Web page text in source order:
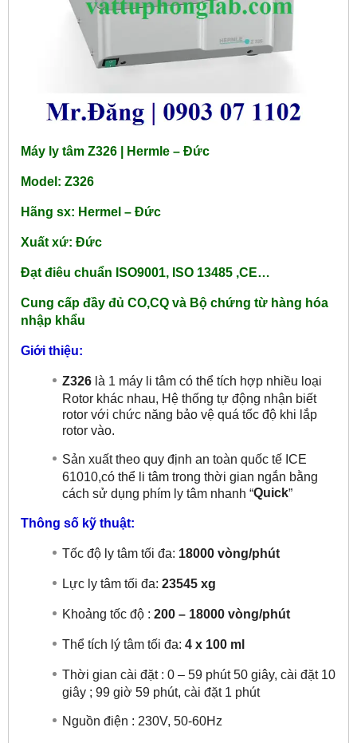
Máy ly tâm Z326 | Hermle – Đức
Model: Z326
Hãng sx: Hermel – Đức
Xuất xứ: Đức
Đạt điêu chuẩn ISO9001, ISO 13485 ,CE…
Cung cấp đầy đủ CO,CQ và Bộ chứng từ hàng hóa
nhập khẩu
Giới thiệu:
Z326 là 1 máy li tâm có thể tích hợp nhiều loại
Rotor khác nhau, Hệ thống tự động nhận biết
rotor với chức năng bảo vệ quá tốc độ khi lắp
rotor vào.
Sản xuất theo quy định an toàn quốc tế ICE
61010,có thể li tâm trong thời gian ngắn bằng
cách sử dụng phím ly tâm nhanh “Quick”
Thông số kỹ thuật:
Tốc độ ly tâm tối đa: 18000 vòng/phút
Lực ly tâm tối đa: 23545 xg
Khoảng tốc độ : 200 – 18000 vòng/phút
Thể tích lý tâm tối đa: 4 x 100 ml
Thời gian cài đặt : 0 – 59 phút 50 giây, cài đặt 10
giây ; 99 giờ 59 phút, cài đặt 1 phút
Nguồn điện : 230V, 50-60Hz